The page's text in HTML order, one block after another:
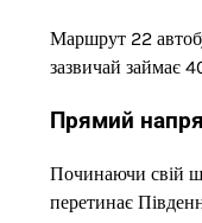
Маршрут 22
зазвичай займає
Прямий
Починаючи свій
перетинає